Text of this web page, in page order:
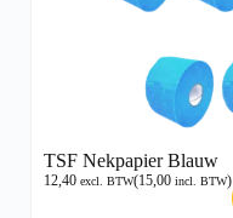
TSF Nekpapier Blauw
12,40 excl. BTW(15,00 incl. BTW)